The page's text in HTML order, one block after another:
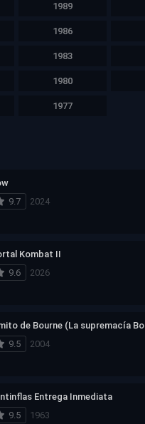
1989
1986
1983
1980
1977
9.7
2024
Kombat II
9.6
2026
de Bourne (La supremacía
9.5
2004
Entrega Inmediata
9.5
1963